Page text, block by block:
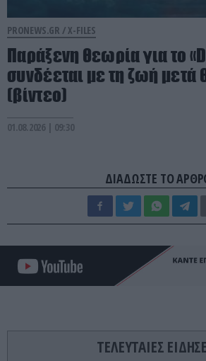
PRONEWS.GR / X-FILES
Παράξενη θεωρία για το
συνδέεται με τη ζωή μετά
(βίντεο)
01.08.2026 | 09:30
ΔΙΑΔΩΣΤΕ ΤΟ
ΤΕΛΕΥΤΑΙΕΣ